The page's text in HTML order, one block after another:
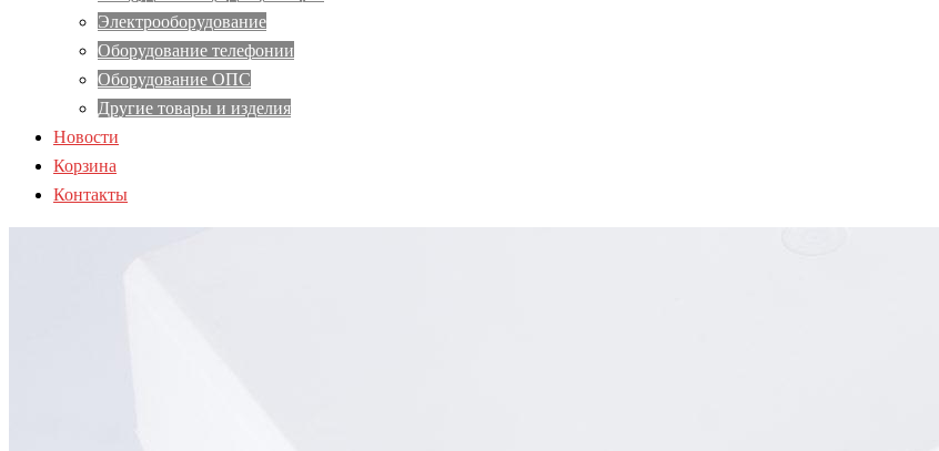
Электрооборудование
Оборудование телефонии
Оборудование ОПС
Другие товары и изделия
Новости
Корзина
Контакты